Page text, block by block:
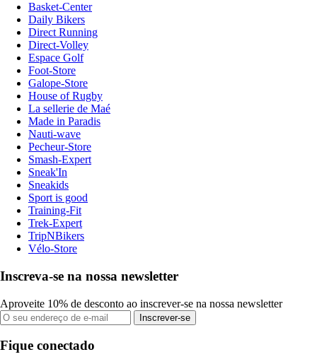
Basket-Center
Daily Bikers
Direct Running
Direct-Volley
Espace Golf
Foot-Store
Galope-Store
House of Rugby
La sellerie de Maé
Made in Paradis
Nauti-wave
Pecheur-Store
Smash-Expert
Sneak'In
Sneakids
Sport is good
Training-Fit
Trek-Expert
TripNBikers
Vélo-Store
Inscreva-se na nossa newsletter
Aproveite 10% de desconto ao inscrever-se na nossa newsletter
Inscrever-se
Fique conectado